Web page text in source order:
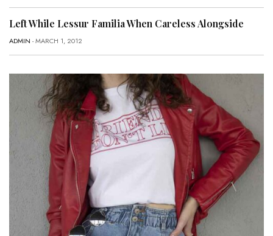
Left While Lessur Familia When Careless Alongside
ADMIN - MARCH 1, 2012